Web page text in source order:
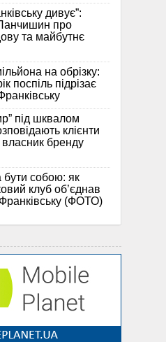
дивує”:
Панчишин про
та майбутнє
на обрізку:
поспіль підрізає
під шквалом
клієнти
власник бренду
собою: як
клуб об’єднав
(ФОТО)